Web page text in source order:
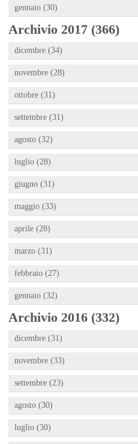
gennaio (30)
Archivio 2017 (366)
dicembre (34)
novembre (28)
ottobre (31)
settembre (31)
agosto (32)
luglio (28)
giugno (31)
maggio (33)
aprile (28)
marzo (31)
febbraio (27)
gennaio (32)
Archivio 2016 (332)
dicembre (31)
novembre (33)
settembre (23)
agosto (30)
luglio (30)